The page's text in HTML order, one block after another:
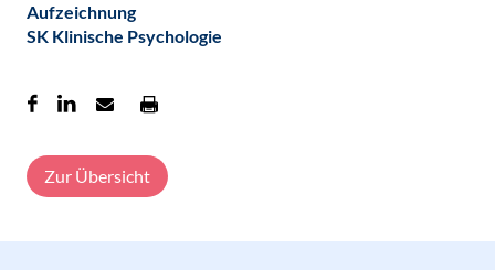
Aufzeichnung
SK Klinische Psychologie
Zur Übersicht